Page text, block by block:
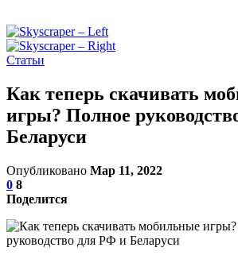
Статьи
Как теперь скачивать
игры? Полное
Беларуси
Опубликовано Мар 11, 2022
0 8
Поделится